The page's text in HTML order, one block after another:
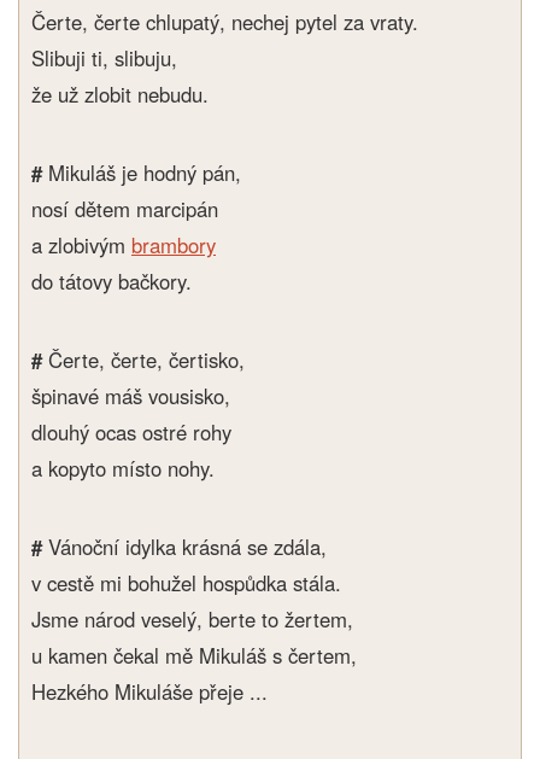
Čerte, čerte chlupatý, nechej pytel za vraty.
Slibuji ti, slibuju,
že už zlobit nebudu.
#Mikuláš je hodný pán,
nosí dětem marcipán
a zlobivým brambory
do tátovy bačkory.
#Čerte, čerte, čertisko,
špinavé máš vousisko,
dlouhý ocas ostré rohy
a kopyto místo nohy.
#Vánoční idylka krásná se zdála,
v cestě mi bohužel hospůdka stála.
Jsme národ veselý, berte to žertem,
u kamen čekal mě Mikuláš s čertem,
Hezkého Mikuláše přeje ...